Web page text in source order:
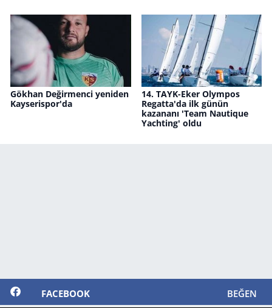
Gökhan Değirmenci yeniden
Kayserispor'da
14. TAYK-Eker Olympos
Regatta'da ilk günün
kazananı 'Team Nautique
Yachting' oldu
FACEBOOK BEĞEN